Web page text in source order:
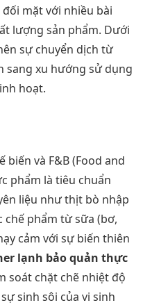
mặt với nhiều bài
lượng sản phẩm. Dưới
sự chuyển dịch từ
sang xu hướng sử dụng
hoạt.
và F&B (Food and
phẩm là tiêu chuẩn
liệu như thịt bò nhập
chế phẩm từ sữa (bơ,
cảm với sự biến thiên
lạnh bảo quản thực
soát chặt chẽ nhiệt độ
sinh sôi của vi sinh